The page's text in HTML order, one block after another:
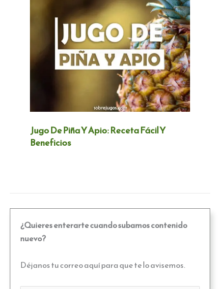
Jugo De Piña Y Apio: Receta Fácil Y
Beneficios
¿Quieres enterarte cuando subamos contenido
nuevo?
Déjanos tu correo aquí para que te lo avisemos.